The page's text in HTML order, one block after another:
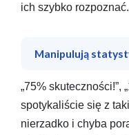
ich szybko rozpoznać.
Manipulują
„75% skuteczności!”,
spotykaliście się z
nierzadko i chyba